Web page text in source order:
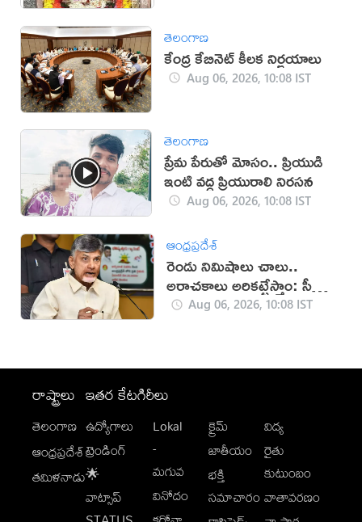
తెలంగాణ
కేంద్ర కేబినెట్ కీలక నిర్ణయాలు
Aug 06, 2026, 10:08 IST
తెలంగాణ
ప్రేమ పేరుతో మోసం.. ప్రియుడి
ఇంటి వద్ద ప్రియురాలి నిరసన
Aug 06, 2026, 10:08 IST
ఆంధ్రప్రదేశ్
రెండు నిమిషాలు చాలు..
అరాచకాలు అరికట్టేస్తాం: సీఎం
చంద్రబాబు
Aug 06, 2026, 10:08 IST
రాష్ట్రాలు
తెలంగాణ
ఆంధ్రప్రదేశ్
తమిళనాడు
ఇతర కేటగిరీలు
ఉద్యోగాలు
ట్రెండింగ్
🌟
వాట్సాప్
Lokal
-
మగువ
వినోదం
క్రైమ్
జాతీయం
భక్తి
సమాచారం
విద్య
రైతు
కుటుంబం
వాతావరణం